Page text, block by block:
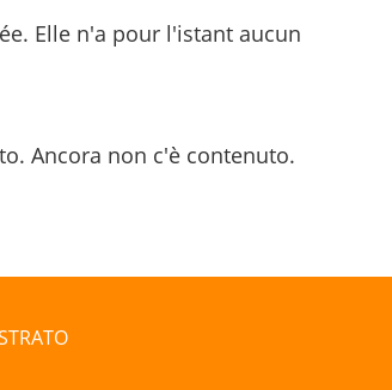
Elle n'a pour l'istant aucun
Ancora non c'è contenuto.